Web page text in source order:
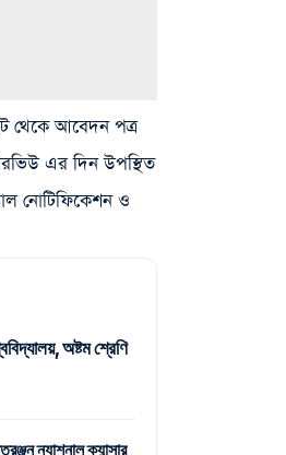
থেকে আবেদন পত্র
এর দিন উপস্থিত
নোটিফিকেশন ও
অষ্টম শ্রেণি
ন্যাশনাল ক্যান্সার